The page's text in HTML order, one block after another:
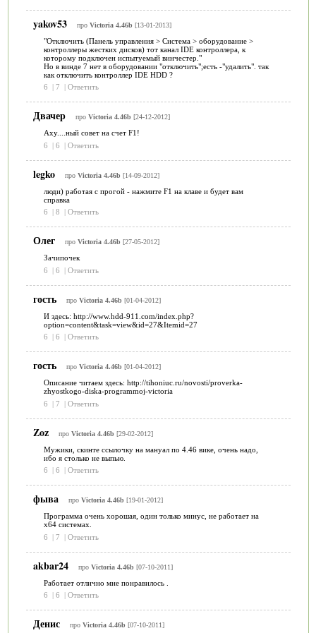
yakov53 про Victoria 4.46b [13-01-2013]
"Отключить (Панель управления > Система > оборудование >
контроллеры жестких дисков) тот канал IDE контроллера, к
которому подключен испытуемый винчестер."
Но в винде 7 нет в оборудовании "отключить";есть -"удалить". так
как отключить контроллер IDE HDD ?
6
| 7 | Ответить
Двачер про Victoria 4.46b [24-12-2012]
Аху....ный совет на счет F1!
6
| 6 | Ответить
legko про Victoria 4.46b [14-09-2012]
люди) работая с прогой - нажмите F1 на клаве и будет вам
справка
6
| 8 | Ответить
Олег про Victoria 4.46b [27-05-2012]
Зачипочек
6
| 6 | Ответить
гость про Victoria 4.46b [01-04-2012]
И здесь: http://www.hdd-911.com/index.php?
option=content&task=view&id=27&Itemid=27
6
| 6 | Ответить
гость про Victoria 4.46b [01-04-2012]
Описание читаем здесь: http://tihoniuc.ru/novosti/proverka-
zhyostkogo-diska-programmoj-victoria
6
| 7 | Ответить
Zoz про Victoria 4.46b [29-02-2012]
Мужики, скинте ссылочку на мануал по 4.46 вике, очень надо,
ибо я столько не выпью.
6
| 6 | Ответить
фыва про Victoria 4.46b [19-01-2012]
Программа очень хорошая, один только минус, не работает на
х64 системах.
6
| 7 | Ответить
akbar24 про Victoria 4.46b [07-10-2011]
Работает отлично мне понравилось .
6
| 6 | Ответить
Денис про Victoria 4.46b [07-10-2011]